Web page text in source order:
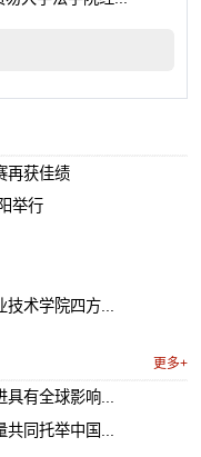
再获佳绩
举行
术学院四方...
更多+
具有全球影响...
共同托举中国...